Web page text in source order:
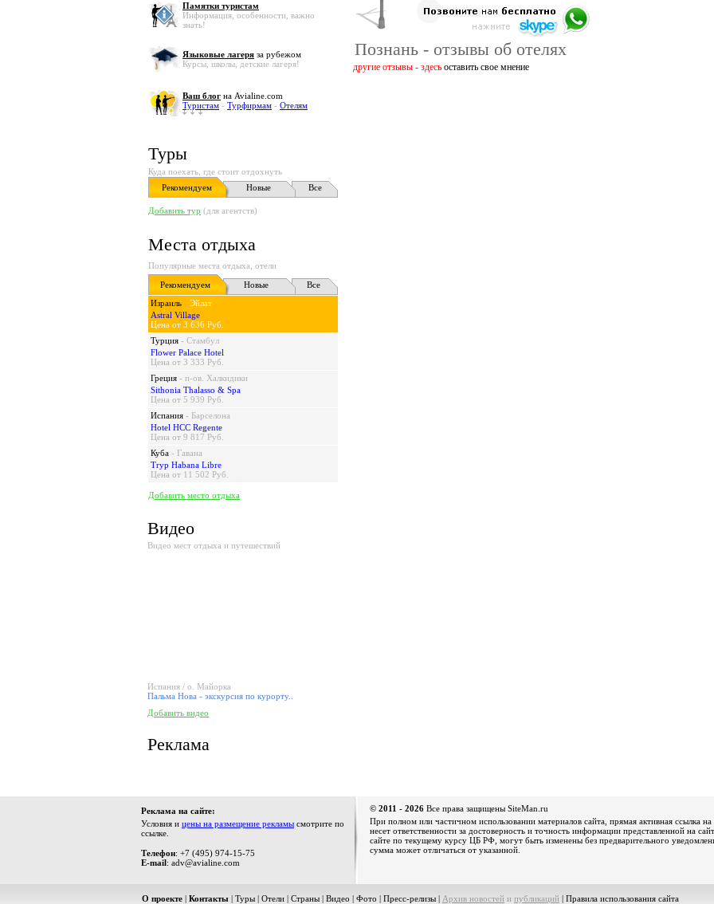
Памятки туристам
Информация, особенности, важно
знать!
Языковые лагеря за рубежом
Курсы, школы, детские лагеря!
Ваш блог на Avialine.com
Туристам - Турфирмам - Отелям
Туры
Куда поехать, где стоит отдохнуть
Рекомендуем
Новые Все
Добавить тур (для агентств)
Места отдыха
Популярные места отдыха, отели
Рекомендуем
Новые
Все
Израиль - Эйлат
Astral Village
Цена от 3 636 Руб.
Турция - Стамбул
Flower Palace Hotel
Цена от 3 333 Руб.
Греция - п-ов. Халкидики
Sithonia Thalasso & Spa
Цена от 5 939 Руб.
Испания - Барселона
Hotel HCC Regente
Цена от 9 817 Руб.
Куба - Гавана
Tryp Habana Libre
Цена от 11 502 Руб.
Добавить место отдыха
Видео
Видео мест отдыха и путешествий
Испания / о. Майорка
Пальма Нова - экскурсия по курорту..
Добавить видео
Реклама
Познань - отзывы об отелях
другие отзывы - здесь оставить свое мнение
Реклама на сайте:
Условия и цены на размещение рекламы смотрите по
ссылке.
Телефон: +7 (495) 974-15-75
E-mail: adv@avialine.com
© 2011 - 2026 Все права защищены SiteMan.ru
При полном или частичном использовании материалов сайта, прямая активная ссылка
несет ответственности за достоверность и точность информации представленной на
сайте по текущему курсу ЦБ РФ, могут быть изменены без предварительного
сумма может отличаться от указанной.
О проекте | Контакты | Туры | Отели | Страны | Видео | Фото | Пресс-релизы | Архив новостей и публикаций | Правила использования сайта